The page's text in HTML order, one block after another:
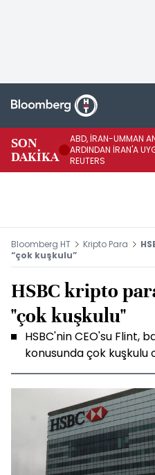
SON
DAKİKA
ABD, İRAN-UMMAN
ARDINDAN İRAN'A
REUTERS
Bloomberg HT Kripto Para
“çok kuşkulu”
HSBC kripto
"çok kuşkulu"
HSBC'nin CEO'su Flint,
konusunda çok